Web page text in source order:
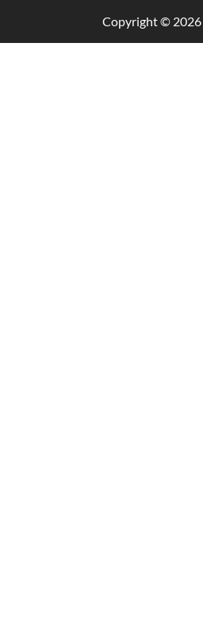
Copyright © 2026